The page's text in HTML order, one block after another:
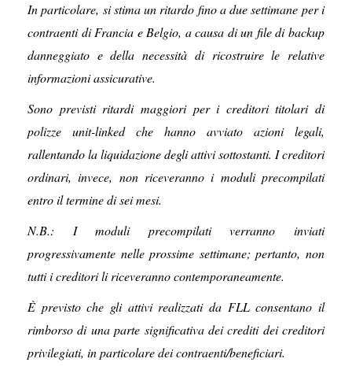
In particolare, si stima un ritardo fino a due settimane per i
contraenti di Francia e Belgio, a causa di un file di backup
danneggiato e della necessità di ricostruire le relative
informazioni assicurative.
Sono previsti ritardi maggiori per i creditori titolari di
polizze unit-linked che hanno avviato azioni legali,
rallentando la liquidazione degli attivi sottostanti. I creditori
ordinari, invece, non riceveranno i moduli precompilati
entro il termine di sei mesi.
N.B.: I moduli precompilati verranno inviati
progressivamente nelle prossime settimane; pertanto, non
tutti i creditori li riceveranno contemporaneamente.
È previsto che gli attivi realizzati da FLL consentano il
rimborso di una parte significativa dei crediti dei creditori
privilegiati, in particolare dei contraenti/beneficiari.